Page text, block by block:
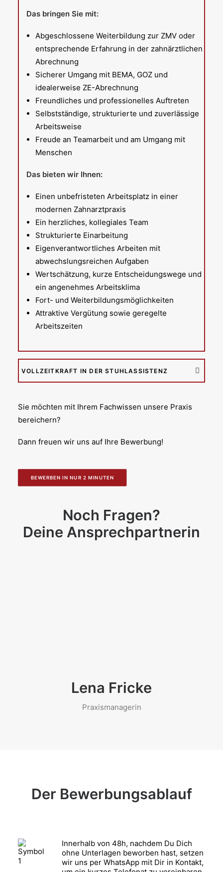
Das bringen Sie mit:
Abgeschlossene Weiterbildung zur ZMV oder
entsprechende Erfahrung in der zahnärztlichen
Abrechnung
Sicherer Umgang mit BEMA, GOZ und
idealerweise ZE-Abrechnung
Freundliches und professionelles Auftreten
Selbstständige, strukturierte und zuverlässige
Arbeitsweise
Freude an Teamarbeit und am Umgang mit
Menschen
Das bieten wir Ihnen:
Einen unbefristeten Arbeitsplatz in einer
modernen Zahnarztpraxis
Ein herzliches, kollegiales Team
Strukturierte Einarbeitung
Eigenverantwortliches Arbeiten mit
abwechslungsreichen Aufgaben
Wertschätzung, kurze Entscheidungswege und
ein angenehmes Arbeitsklima
Fort- und Weiterbildungsmöglichkeiten
Attraktive Vergütung sowie geregelte
Arbeitszeiten
VOLLZEITKRAFT IN DER STUHLASSISTENZ
Sie möchten mit Ihrem Fachwissen unsere Praxis
bereichern?
Dann freuen wir uns auf Ihre Bewerbung!
BEWERBEN IN NUR 2 MINUTEN
Noch Fragen?
Deine Ansprechpartnerin
Lena Fricke
Praxismanagerin
Der Bewerbungsablauf
Innerhalb von 48h, nachdem Du Dich
ohne Unterlagen beworben hast, setzen
wir uns per WhatsApp mit Dir in Kontakt,